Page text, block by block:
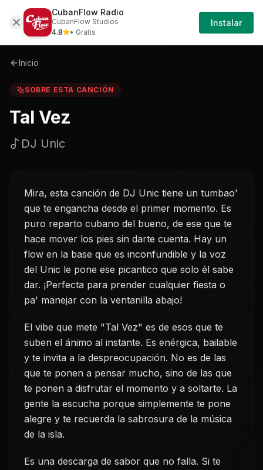
Sobre Tal-vez-dj-unic
Iniciar
Sesión
Inicio
SOBRE ESTA CANCIÓN
Tal Vez
DJ Unic
Mira, esta canción de DJ Unic tiene un tumbao'
que te engancha desde el primer momento. Es
puro reparto cubano del bueno, de ese que te
hace mover los pies sin darte cuenta. Hay un
flow en la base que es inconfundible y la voz
del Unic le pone ese picantico que solo él sabe
dar. ¡Perfecta para prender cualquier fiesta o
pa' manejar con la ventanilla abajo!
El vibe que mete "Tal Vez" es de esos que te
suben el ánimo al instante. Es enérgica, bailable
y te invita a la despreocupación. No es de las
que te ponen a pensar mucho, sino de las que
te ponen a disfrutar el momento y a soltarte. La
gente la escucha porque simplemente te pone
alegre y te recuerda la sabrosura de la música
de la isla.
Es una descarga de sabor que no falla. Si te
CubanFlow Radio
CubanFlow Studios
4.8
• Gratis
Instalar